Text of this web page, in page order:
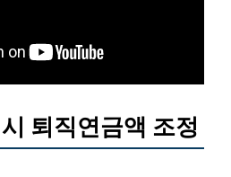
퇴직연금액 조정